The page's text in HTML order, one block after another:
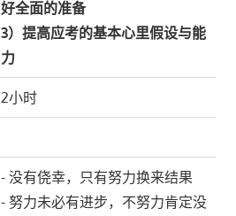
好全面的准备
3）提高应考的基本心里假设与能
力
2小时
- 没有侥幸，只有努力换来结果
- 努力未必有进步，不努力肯定没